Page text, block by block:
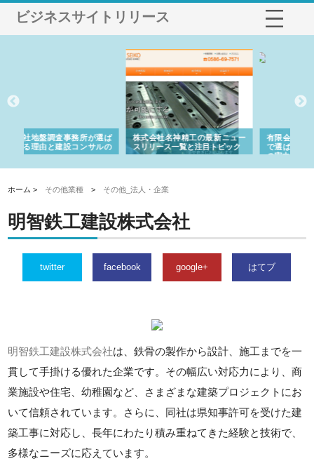
ビジネスサイトリリース
株式会社名神精工の最新ニュー
スリリース一覧と注目トピック
有限会社エム・ビルドが南多摩
で選ばれる道路舗装と土木工事
の実力
ホーム > その他業種 > その他_法人・企業
明智鉄工建設株式会社
twitter facebook google+ はてブ
明智鉄工建設株式会社は、鉄骨の製作から設計、施工までを一
貫して手掛ける優れた企業です。その幅広い対応力により、商
業施設や住宅、幼稚園など、さまざまな建築プロジェクトにお
いて信頼されています。さらに、同社は県知事許可を受けた建
築工事に対応し、長年にわたり積み重ねてきた経験と技術で、
多様なニーズに応えています。